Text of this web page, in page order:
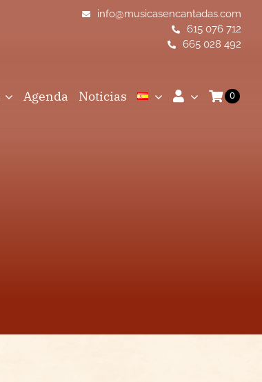
info@musicasencantadas.com
615 076 712
665 028 492
Agenda Noticias 0